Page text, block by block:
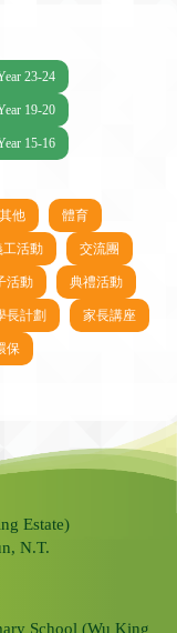
23-24
19-20
15-16
其他 體育
工活動 交流團
活動 典禮活動
長計劃 家長講座
保
Estate)
N.T.
School (Wu King